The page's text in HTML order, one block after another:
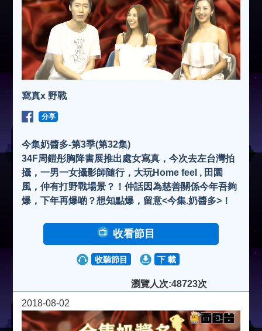
寫真x 野戰
分享
今集奶醬多-第3季(第32集)
34F周鎧彤胸降書展推出處女寫真，今次去左台灣拍
攝，一男一女攝影師隨行，大玩Home feel , 田園
風，仲有打野戰場景？！仲話因為慈善關係今年吾夠
爆，下年再爆啲？想知點爆，留意<今集.奶醬多>！
收看節目
收聽節目 下 載
瀏覽人次:48723次
2018-08-02